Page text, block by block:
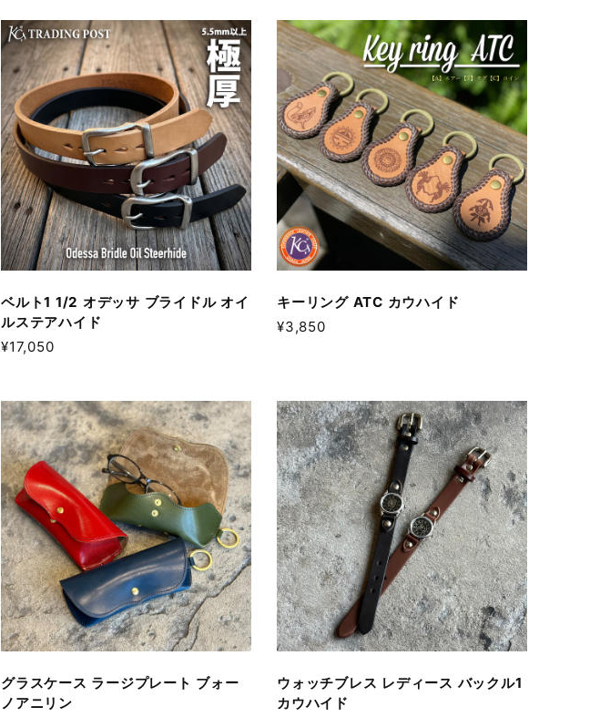
ベルト1 1/2 オデッサ ブライドル オイ
ルステアハイド
¥17,050
キーリング ATC カウハイド
¥3,850
グラスケース ラージプレート ブォー
ノアニリン
ウォッチブレス レディース バックル1
カウハイド